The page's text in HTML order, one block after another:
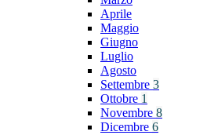
Aprile
Maggio
Giugno
Luglio
Agosto
Settembre 3
Ottobre 1
Novembre 8
Dicembre 6